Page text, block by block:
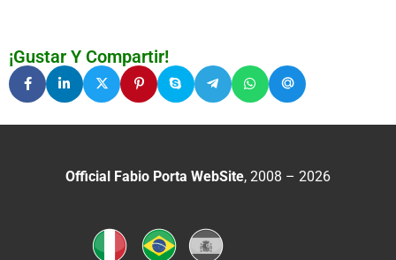
¡Gustar Y Compartir!
Official Fabio Porta WebSite, 2008 – 2026